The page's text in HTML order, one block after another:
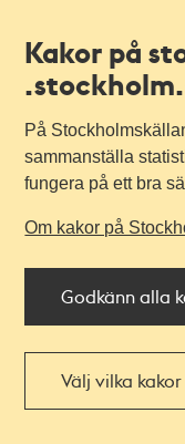
Kakor på
På
sammanställa
fungera på ett bra
Om kakor på
Godkänn alla
Välj vilka